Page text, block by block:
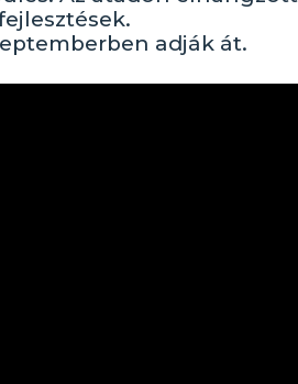
adják át.